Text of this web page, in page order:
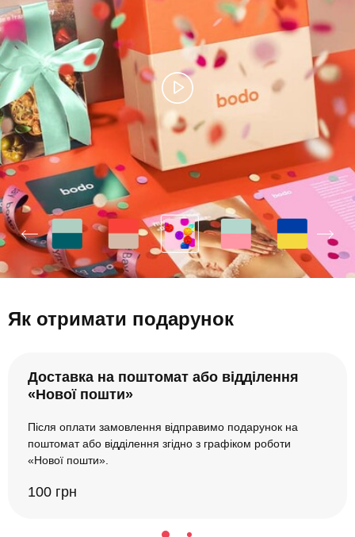
Як отримати подарунок
Доставка на поштомат або відділення
«Нової пошти»
Після оплати замовлення відправимо подарунок на
поштомат або відділення згідно з графіком роботи
«Нової пошти».
100 грн